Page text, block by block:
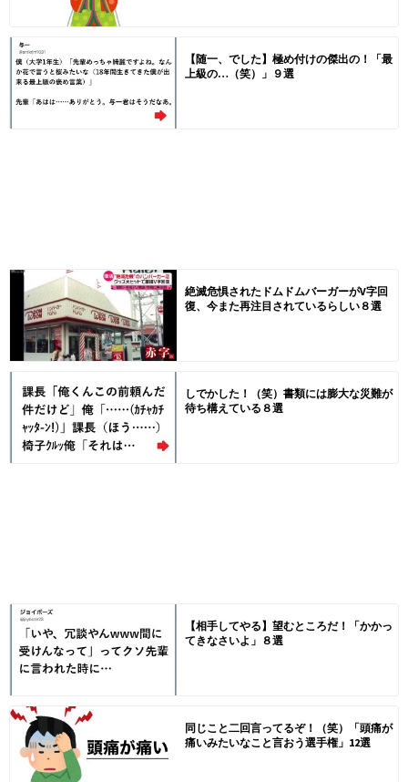
【随一、でした】極め付けの傑出の！「最
上級の…（笑）」９選
絶滅危惧されたドムドムバーガーがV字回
復、今また再注目されているらしい８選
しでかした！（笑）書類には膨大な災難が
待ち構えている８選
【相手してやる】望むところだ！「かかっ
てきなさいよ」８選
同じこと二回言ってるぞ！（笑）「頭痛が
痛いみたいなこと言おう選手権」12選